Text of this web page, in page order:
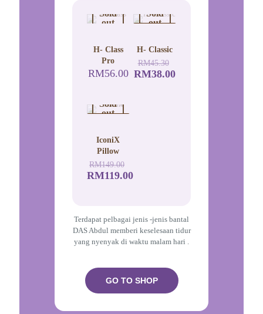
Sold
out
H- Class
Pro
RM56.00
Sold
out
H- Classic
RM45.30
RM38.00
Sold
out
IconiX
Pillow
RM149.00
RM119.00
Terdapat pelbagai jenis -jenis bantal
DAS Abdul memberi keselesaan tidur
yang nyenyak di waktu malam hari .
GO TO SHOP